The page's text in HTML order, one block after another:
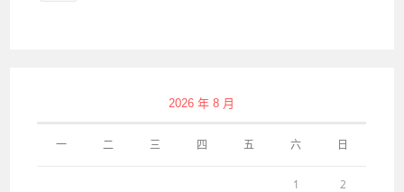
2026 年 8 月
一 二 三 四 五 六 日
1 2